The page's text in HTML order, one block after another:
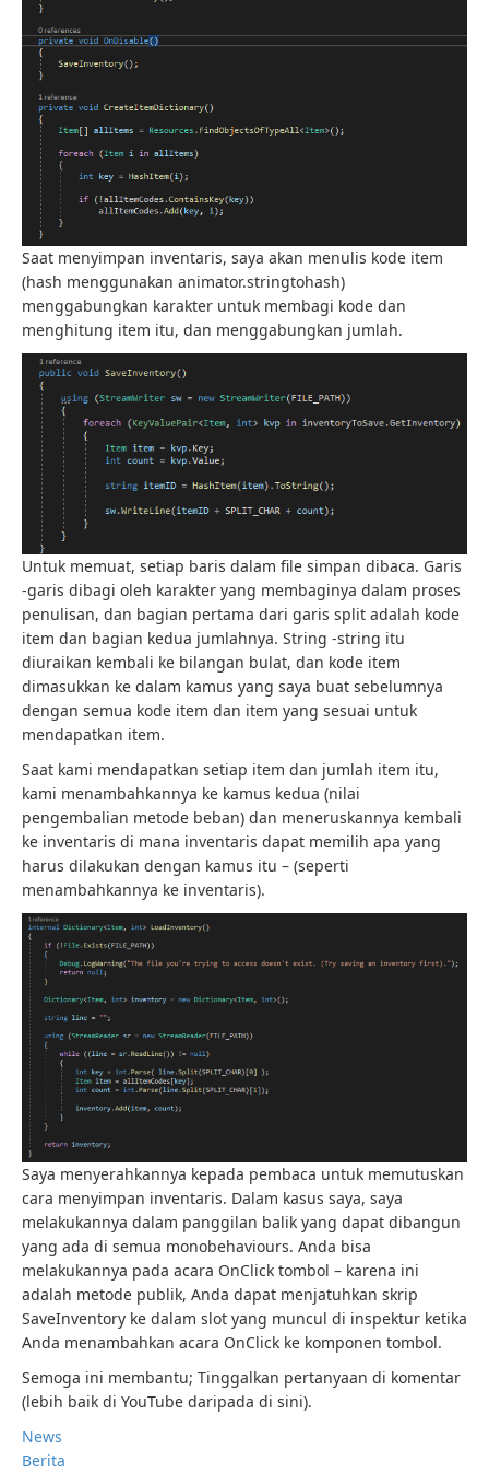
Saat menyimpan inventaris, saya akan menulis kode item
(hash menggunakan animator.stringtohash)
menggabungkan karakter untuk membagi kode dan
menghitung item itu, dan menggabungkan jumlah.
Untuk memuat, setiap baris dalam file simpan dibaca. Garis
-garis dibagi oleh karakter yang membaginya dalam proses
penulisan, dan bagian pertama dari garis split adalah kode
item dan bagian kedua jumlahnya. String -string itu
diuraikan kembali ke bilangan bulat, dan kode item
dimasukkan ke dalam kamus yang saya buat sebelumnya
dengan semua kode item dan item yang sesuai untuk
mendapatkan item.
Saat kami mendapatkan setiap item dan jumlah item itu,
kami menambahkannya ke kamus kedua (nilai
pengembalian metode beban) dan meneruskannya kembali
ke inventaris di mana inventaris dapat memilih apa yang
harus dilakukan dengan kamus itu – (seperti
menambahkannya ke inventaris).
Saya menyerahkannya kepada pembaca untuk memutuskan
cara menyimpan inventaris. Dalam kasus saya, saya
melakukannya dalam panggilan balik yang dapat dibangun
yang ada di semua monobehaviours. Anda bisa
melakukannya pada acara OnClick tombol – karena ini
adalah metode publik, Anda dapat menjatuhkan skrip
SaveInventory ke dalam slot yang muncul di inspektur ketika
Anda menambahkan acara OnClick ke komponen tombol.
Semoga ini membantu; Tinggalkan pertanyaan di komentar
(lebih baik di YouTube daripada di sini).
News
Berita